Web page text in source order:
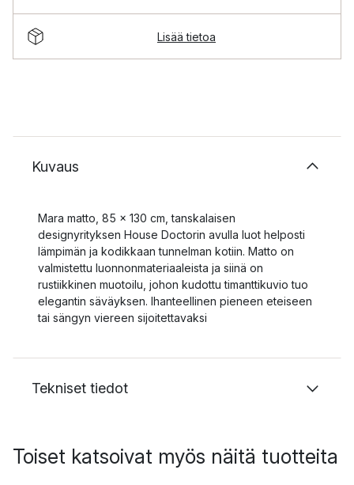
Lisää tietoa
Kuvaus
Mara matto, 85 x 130 cm, tanskalaisen
designyrityksen House Doctorin avulla luot helposti
lämpimän ja kodikkaan tunnelman kotiin. Matto on
valmistettu luonnonmateriaaleista ja siinä on
rustiikkinen muotoilu, johon kudottu timanttikuvio tuo
elegantin säväyksen. Ihanteellinen pieneen eteiseen
tai sängyn viereen sijoitettavaksi
Tekniset tiedot
Toiset katsoivat myös näitä tuotteita